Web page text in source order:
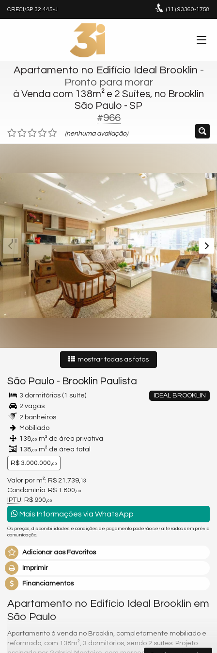
CRECI/SP 32.445-J (11) 93360-1758
Apartamento no Edifício Ideal Brooklin -
Pronto para morar
à Venda com 138m² e 2 Suítes, no Brooklin
São Paulo - SP
#966
(nenhuma avaliação)
mostrar todas as fotos
São Paulo - Brooklin Paulista
IDEAL BROOKLIN
3 dormitórios (1 suíte)
2 vagas
2 banheiros
Mobiliado
138,00 m² de área privativa
138,00 m² de área total
R$ 3.000.000,00
Valor por m²: R$ 21.739, 13
Condomínio: R$ 1.800, 00
IPTU: R$ 900, 00
Mais Informações via WhatsApp
Os preços, disponibilidades e condições de pagamento poderão ser alterados sem prévia
comunicação.
Adicionar aos Favoritos
Imprimir
Financiamentos
Apartamento no Edifício Ideal Brooklin em
São Paulo
Apartamento à venda no Brooklin, completamente mobiliado e
reformado, com 138m², 3 dormitórios, sendo 2 suítes. Projeto